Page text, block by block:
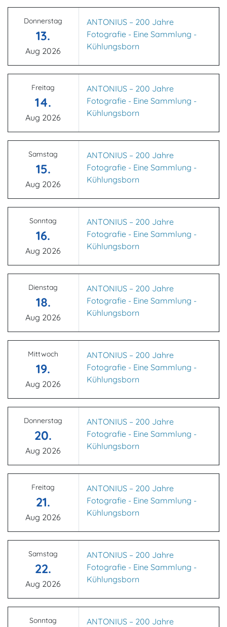
Donnerstag
13.
Aug 2026
ANTONIUS – 200 Jahre
Fotografie - Eine Sammlung -
Kühlungsborn
Freitag
14.
Aug 2026
ANTONIUS – 200 Jahre
Fotografie - Eine Sammlung -
Kühlungsborn
Samstag
15.
Aug 2026
ANTONIUS – 200 Jahre
Fotografie - Eine Sammlung -
Kühlungsborn
Sonntag
16.
Aug 2026
ANTONIUS – 200 Jahre
Fotografie - Eine Sammlung -
Kühlungsborn
Dienstag
18.
Aug 2026
ANTONIUS – 200 Jahre
Fotografie - Eine Sammlung -
Kühlungsborn
Mittwoch
19.
Aug 2026
ANTONIUS – 200 Jahre
Fotografie - Eine Sammlung -
Kühlungsborn
Donnerstag
20.
Aug 2026
ANTONIUS – 200 Jahre
Fotografie - Eine Sammlung -
Kühlungsborn
Freitag
21.
Aug 2026
ANTONIUS – 200 Jahre
Fotografie - Eine Sammlung -
Kühlungsborn
Samstag
22.
Aug 2026
ANTONIUS – 200 Jahre
Fotografie - Eine Sammlung -
Kühlungsborn
Sonntag
ANTONIUS – 200 Jahre